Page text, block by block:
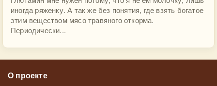
иногда ряженку. А так же без понятия, где взять богатое
этим веществом мясо травяного откорма.
Периодически...
О проекте